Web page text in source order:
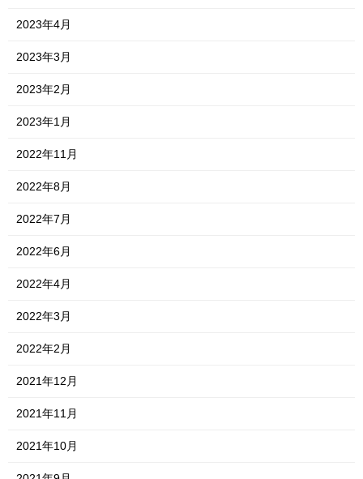
2023年4月
2023年3月
2023年2月
2023年1月
2022年11月
2022年8月
2022年7月
2022年6月
2022年4月
2022年3月
2022年2月
2021年12月
2021年11月
2021年10月